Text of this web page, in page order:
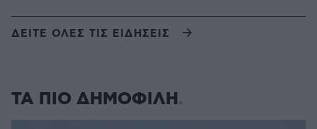
ΔΕΙΤΕ ΟΛΕΣ ΤΙΣ ΕΙΔΗΣΕΙΣ
ΤΑ ΠΙΟ ΔΗΜΟΦΙΛΗ